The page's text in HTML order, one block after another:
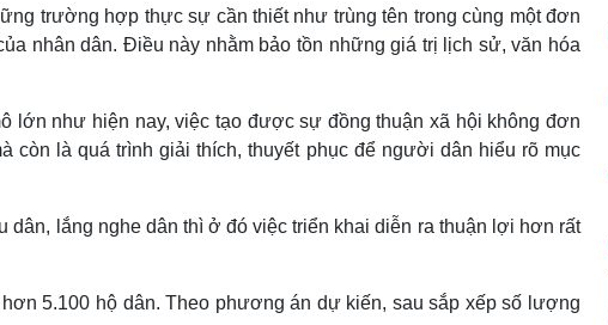
trường hợp thực sự cần thiết như trùng tên trong cùng một đơn
nhân dân. Điều này nhằm bảo tồn những giá trị lịch sử, văn hóa
lớn như hiện nay, việc tạo được sự đồng thuận xã hội không đơn
còn là quá trình giải thích, thuyết phục để người dân hiểu rõ mục
lắng nghe dân thì ở đó việc triển khai diễn ra thuận lợi hơn rất
5.100 hộ dân. Theo phương án dự kiến, sau sắp xếp số lượng